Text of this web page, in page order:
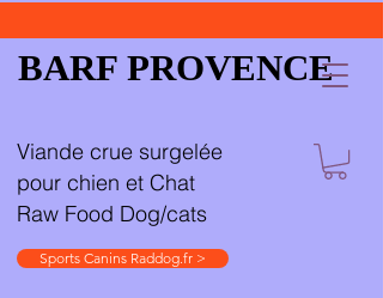
BARF PROVENCE
Viande crue surgelée
pour chien et Chat
Raw Food Dog/cats
Sports Canins Raddog.fr >